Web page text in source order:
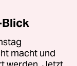
Blick
macht und